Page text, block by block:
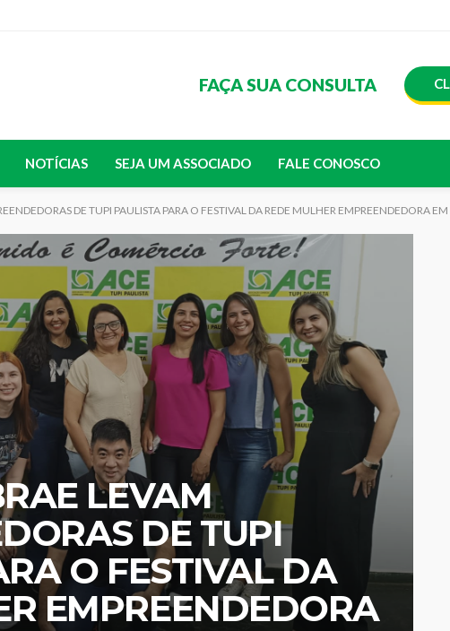
FAÇA SUA CONSULTA
NOTÍCIAS SEJA UM ASSOCIADO FALE CONOSCO
DE TUPI PAULISTA PARA O FESTIVAL DA REDE MULHER EMPREENDEDORA EM
LEVAM
DE TUPI
O FESTIVAL DA
EMPREENDEDORA